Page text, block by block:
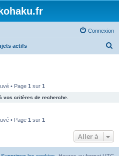
Connexion
actifs
e
• Page 1 sur 1
vos critères de recherche.
• Page 1 sur 1
Aller à